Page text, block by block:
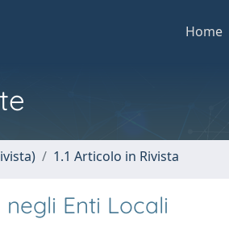
Home
1.1 Articolo in Rivista
Enti Locali